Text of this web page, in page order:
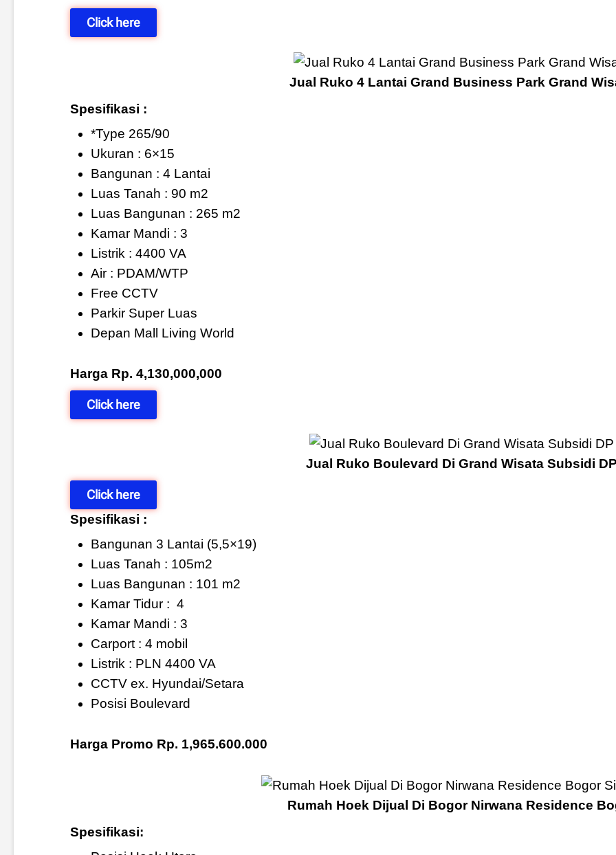
Click here
Jual Ruko 4 Lantai Grand Business Park Grand
Spesifikasi :
*Type 265/90
Ukuran : 6×15
Bangunan : 4 Lantai
Luas Tanah : 90 m2
Luas Bangunan : 265 m2
Kamar Mandi : 3
Listrik : 4400 VA
Air : PDAM/WTP
Free CCTV
Parkir Super Luas
Depan Mall Living World
Harga Rp. 4,130,000,000
Click here
Jual Ruko Boulevard Di Grand Wisata Subsidi
Click here
Spesifikasi :
Bangunan 3 Lantai (5,5×19)
Luas Tanah : 105m2
Luas Bangunan : 101 m2
Kamar Tidur : 4
Kamar Mandi : 3
Carport : 4 mobil
Listrik : PLN 4400 VA
CCTV ex. Hyundai/Setara
Posisi Boulevard
Harga Promo Rp. 1,965.600.000
Rumah Hoek Dijual Di Bogor Nirwana Residence
Spesifikasi: